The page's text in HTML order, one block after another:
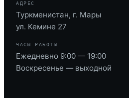
АДРЕС
Туркменистан, г. Мары
ул. Кемине 27
ЧАСЫ РАБОТЫ
Ежедневно 9:00 — 19:00
Воскресенье — выходной